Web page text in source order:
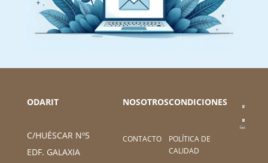
ODARIT
C/HUÉSCAR Nº5
EDF. GALAXIA
NOSOTROS
CONTACTO
CONDICIONES
POLÍTICA DE
CALIDAD